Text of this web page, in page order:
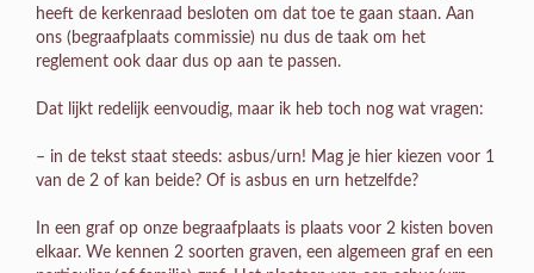
heeft de kerkenraad besloten om dat toe te gaan staan. Aan
ons (begraafplaats commissie) nu dus de taak om het
reglement ook daar dus op aan te passen.
Dat lijkt redelijk eenvoudig, maar ik heb toch nog wat vragen:
– in de tekst staat steeds: asbus/urn! Mag je hier kiezen voor 1
van de 2 of kan beide? Of is asbus en urn hetzelfde?
In een graf op onze begraafplaats is plaats voor 2 kisten boven
elkaar. We kennen 2 soorten graven, een algemeen graf en een